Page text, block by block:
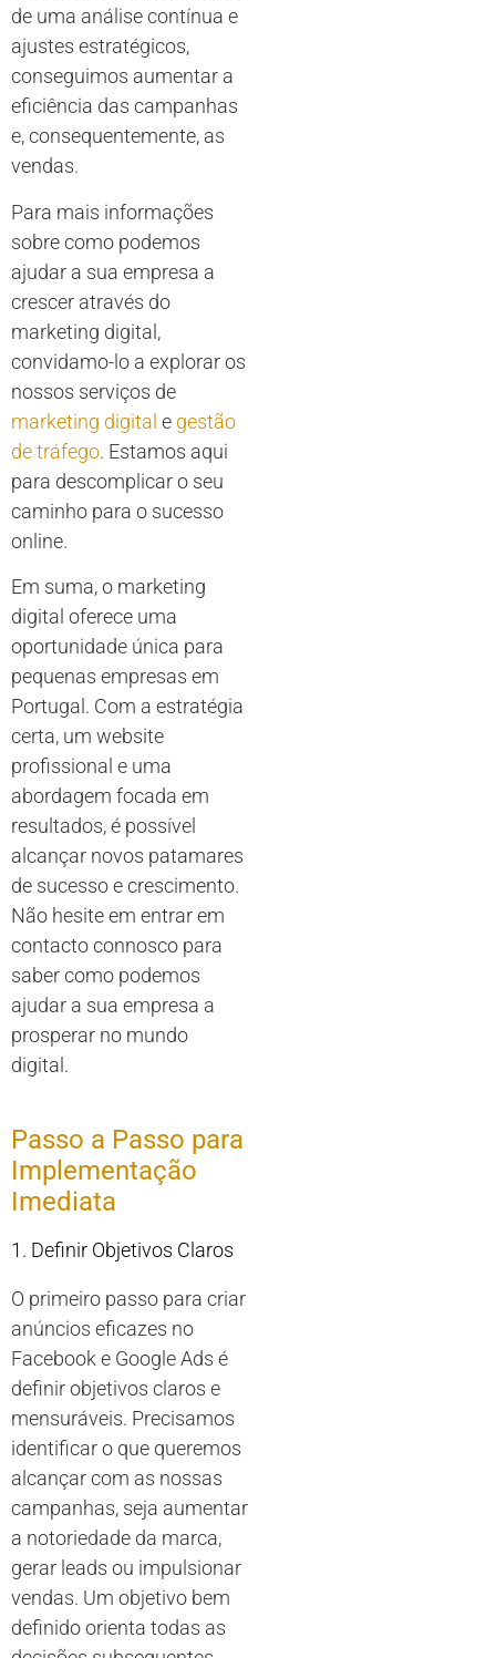
de uma análise contínua e
ajustes estratégicos,
conseguimos aumentar a
eficiência das campanhas
e, consequentemente, as
vendas.
Para mais informações
sobre como podemos
ajudar a sua empresa a
crescer através do
marketing digital,
convidamo-lo a explorar os
nossos serviços de
marketing digital e gestão
de tráfego. Estamos aqui
para descomplicar o seu
caminho para o sucesso
online.
Em suma, o marketing
digital oferece uma
oportunidade única para
pequenas empresas em
Portugal. Com a estratégia
certa, um website
profissional e uma
abordagem focada em
resultados, é possível
alcançar novos patamares
de sucesso e crescimento.
Não hesite em entrar em
contacto connosco para
saber como podemos
ajudar a sua empresa a
prosperar no mundo
digital.
Passo a Passo para
Implementação
Imediata
1. Definir Objetivos Claros
O primeiro passo para criar
anúncios eficazes no
Facebook e Google Ads é
definir objetivos claros e
mensuráveis. Precisamos
identificar o que queremos
alcançar com as nossas
campanhas, seja aumentar
a notoriedade da marca,
gerar leads ou impulsionar
vendas. Um objetivo bem
definido orienta todas as